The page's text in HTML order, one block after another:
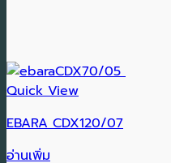
Quick View
EBARA CDX120/07
อ่านเพิ่ม